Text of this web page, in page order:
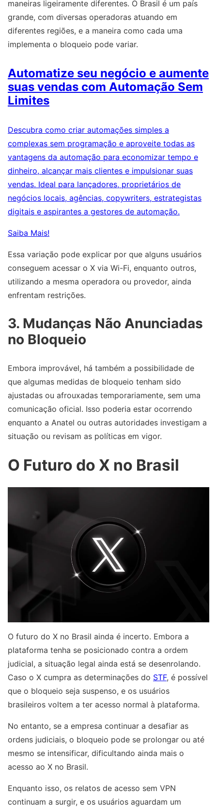
maneiras ligeiramente diferentes. O Brasil é um país
grande, com diversas operadoras atuando em
diferentes regiões, e a maneira como cada uma
implementa o bloqueio pode variar.
Automatize seu negócio e aumente
suas vendas com Automação Sem
Limites
Descubra como criar automações simples a
complexas sem programação e aproveite todas as
vantagens da automação para economizar tempo e
dinheiro, alcançar mais clientes e impulsionar suas
vendas. Ideal para lançadores, proprietários de
negócios locais, agências, copywriters, estrategistas
digitais e aspirantes a gestores de automação.
Saiba Mais!
Essa variação pode explicar por que alguns usuários
conseguem acessar o X via Wi-Fi, enquanto outros,
utilizando a mesma operadora ou provedor, ainda
enfrentam restrições.
3. Mudanças Não Anunciadas
no Bloqueio
Embora improvável, há também a possibilidade de
que algumas medidas de bloqueio tenham sido
ajustadas ou afrouxadas temporariamente, sem uma
comunicação oficial. Isso poderia estar ocorrendo
enquanto a Anatel ou outras autoridades investigam a
situação ou revisam as políticas em vigor.
O Futuro do X no Brasil
O futuro do X no Brasil ainda é incerto. Embora a
plataforma tenha se posicionado contra a ordem
judicial, a situação legal ainda está se desenrolando.
Caso o X cumpra as determinações do STF, é possível
que o bloqueio seja suspenso, e os usuários
brasileiros voltem a ter acesso normal à plataforma.
No entanto, se a empresa continuar a desafiar as
ordens judiciais, o bloqueio pode se prolongar ou até
mesmo se intensificar, dificultando ainda mais o
acesso ao X no Brasil.
Enquanto isso, os relatos de acesso sem VPN
continuam a surgir, e os usuários aguardam um